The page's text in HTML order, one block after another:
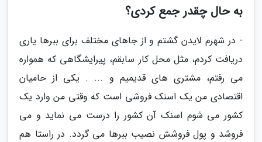
به حال چقدر جمع کردی؟
- در شهرم لایدن گشتم و از جاهای مختلف برای ببرها یاری
دریافت کردم، مثل محل کار سابقم، پیرایشگاهی که همواره
می رفتم، مشتری های قدیمیم و ... . یکی از حامیان
اقتصادی من یک اسنک فروشی است که وقتی من وارد یک
کشور می شوم اسنک آن کشور را درست می نماید و می
فروشد و پول فروشش نصیب ببرها می گردد. در راستا هم